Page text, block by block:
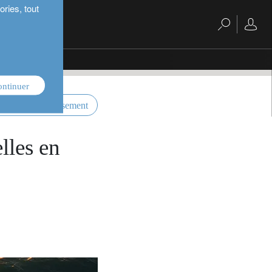
tout
d’investissement
en